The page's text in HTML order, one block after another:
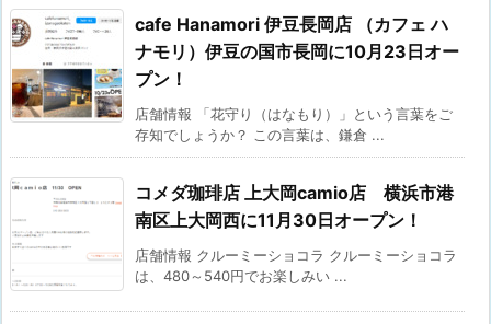
cafe Hanamori 伊豆長岡店 （カフェ ハ
ナモリ）伊豆の国市長岡に10月23日オー
プン！
店舗情報 「花守り（はなもり）」という言葉をご
存知でしょうか？ この言葉は、鎌倉 ...
コメダ珈琲店 上大岡camio店 横浜市港
南区上大岡西に11月30日オープン！
店舗情報 クルーミーショコラ クルーミーショコラ
は、480～540円でお楽しみい ...